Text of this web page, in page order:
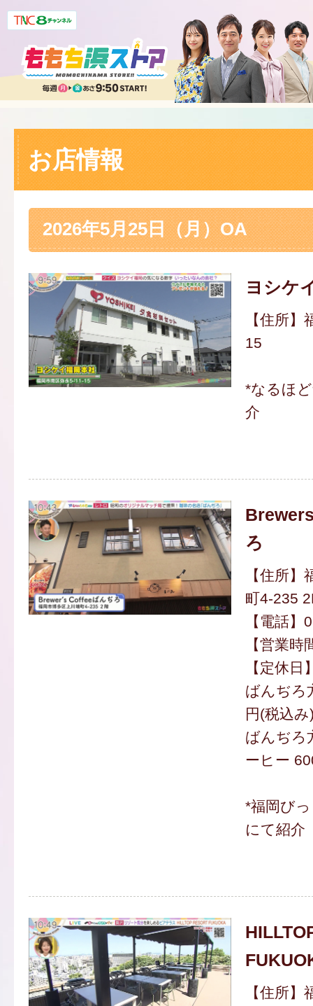
お店情報
2026年5月25日（月）OA
ヨシケ
【住所
15
*なるほ
介
ろ
【住所
町4-235
【電話
【営業
【定休日
ばんぢろ
円(税込み
ばんぢろ
ーヒー
*福岡び
にて紹介
【住所